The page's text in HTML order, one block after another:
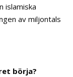
islamiska
av miljontals
börja?